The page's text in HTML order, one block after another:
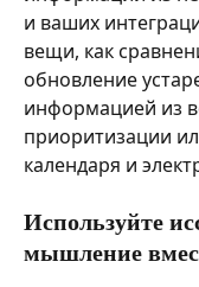
и ваших
вещи, как
обновление
информацией из
приоритизации
календаря и
Используйте
мышление